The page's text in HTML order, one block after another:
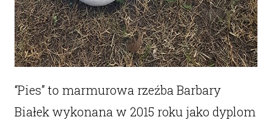
“Pies” to marmurowa rzeźba Barbary
Białek wykonana w 2015 roku jako dyplom